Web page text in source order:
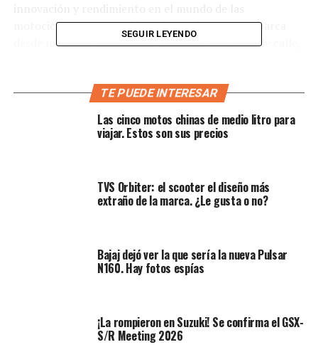
motocicletas. Con una línea de productos que abarca
desde modelos todoterreno hasta motocicletas de calle,
Rally Dakar, donde ha dominado durante varios años
consecutivos, consolidando su reputación como
¿Cuál es el origen de KTM?
el resultado de la visión y el esfuerzo conjunto de dos
hombres apasionados por la ingeniería y el
Ya tenemos la nueva SYM ADXTG 150. La fuerte
competencia de Yamaha y Honda
SEGUIR LEYENDO
TE PUEDE INTERESAR
Las cinco motos chinas de medio litro para
viajar. Estos son sus precios
TVS Orbiter: el scooter el diseño más
extraño de la marca. ¿Le gusta o no?
Bajaj dejó ver la que sería la nueva Pulsar
N160. Hay fotos espías
¡La rompieron en Suzuki! Se confirma el GSX-
S/R Meeting 2026